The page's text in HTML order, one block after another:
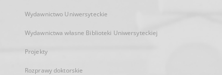
Wydawnictwo Uniwersyteckie
Wydawnictwa własne Biblioteki Uniwersyteckiej
Projekty
Rozprawy doktorskie